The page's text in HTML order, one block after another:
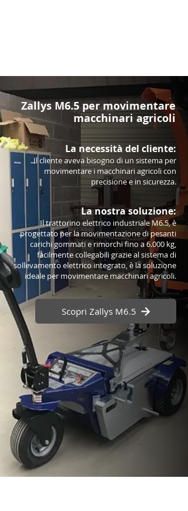
Zallys M6.5 per movimentare
macchinari agricoli
La necessità del cliente:
Il cliente aveva bisogno di un sistema per
movimentare i macchinari agricoli con
precisione e in sicurezza.
La nostra soluzione:
Il trattorino elettrico industriale M6.5, è
progettato per la movimentazione di pesanti
carichi gommati e rimorchi fino a 6.000 kg,
facilmente collegabili grazie al sistema di
sollevamento elettrico integrato, è la soluzione
ideale per movimentare macchinari agricoli.
Scopri Zallys M6.5